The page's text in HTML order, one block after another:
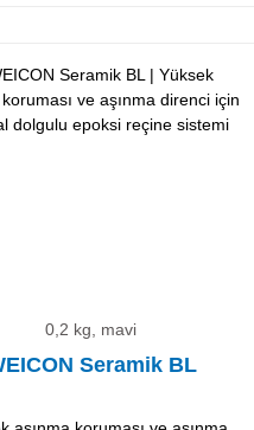
0,2 kg, mavi
Seramik BL